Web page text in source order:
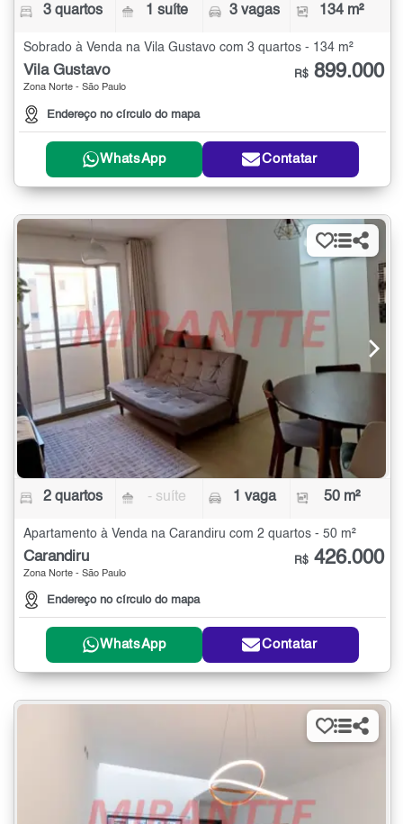
3 quartos 1 suíte 3 vagas 134 m²
Sobrado à Venda na Vila Gustavo com 3 quartos - 134 m²
Vila Gustavo
Zona Norte - São Paulo
Endereço no círculo do mapa
R$ 899.000
WhatsApp Contatar
2 quartos - suíte 1 vaga 50 m²
Apartamento à Venda na Carandiru com 2 quartos - 50 m²
Carandiru
Zona Norte - São Paulo
Endereço no círculo do mapa
R$ 426.000
WhatsApp Contatar